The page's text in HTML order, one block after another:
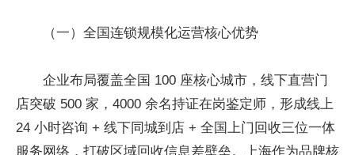
（一）全国连锁规模化运营核心优势
企业布局覆盖全国 100 座核心城市，线下直营门
店突破 500 家，4000 余名持证在岗鉴定师，形成线上
24 小时咨询 + 线下同城到店 + 全国上门回收三位一体
服务网络，打破区域回收信息差壁垒。上海作为品牌核